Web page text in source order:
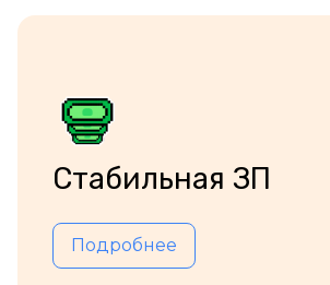
Стабильная ЗП
Подробнее